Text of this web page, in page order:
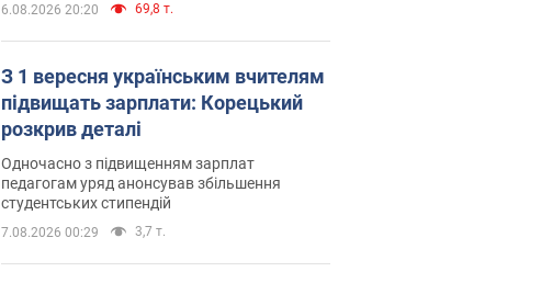
6.08.2026 20:20 69,8 т.
З 1 вересня українським вчителям
підвищать зарплати: Корецький
розкрив деталі
Одночасно з підвищенням зарплат
педагогам уряд анонсував збільшення
студентських стипендій
7.08.2026 00:29 3,7 т.